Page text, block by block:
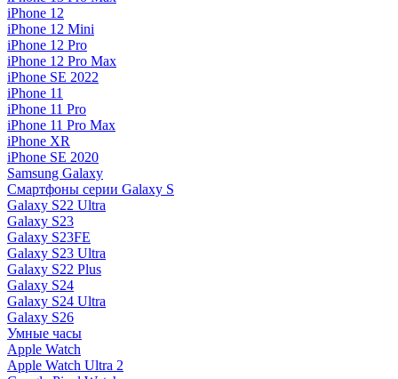
iPhone 12
iPhone 12 Mini
iPhone 12 Pro
iPhone 12 Pro Max
iPhone SE 2022
iPhone 11
iPhone 11 Pro
iPhone 11 Pro Max
iPhone XR
iPhone SE 2020
Samsung Galaxy
Смартфоны серии Galaxy S
Galaxy S22 Ultra
Galaxy S23
Galaxy S23FE
Galaxy S23 Ultra
Galaxy S22 Plus
Galaxy S24
Galaxy S24 Ultra
Galaxy S26
Умные часы
Apple Watch
Apple Watch Ultra 2